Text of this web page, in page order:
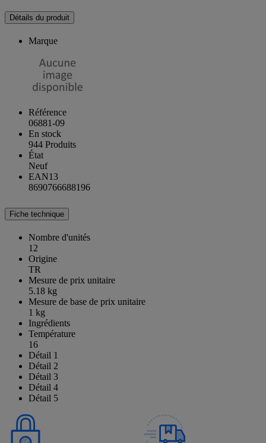
Détails du produit
Marque
Référence
06881-09
En stock
944 Produits
État
Neuf
EAN13
8690766688196
Fiche technique
Nombre d'unités
12
Origine
TR
Mesure de prix unitaire
5.18 kg
Mesure de base de prix unitaire
1 kg
Ingrédients
Température
16
Détail 1
Détail 2
Détail 3
Détail 4
Détail 5